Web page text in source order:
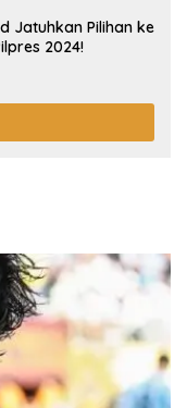
Jatuhkan Pilihan ke
2024!